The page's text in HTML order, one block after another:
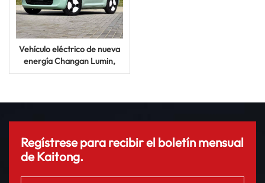
Vehículo eléctrico de nueva
energía Changan Lumin,
mini vehículo eléctrico de 155
Regístrese para recibir el boletín mensual
de Kaitong.